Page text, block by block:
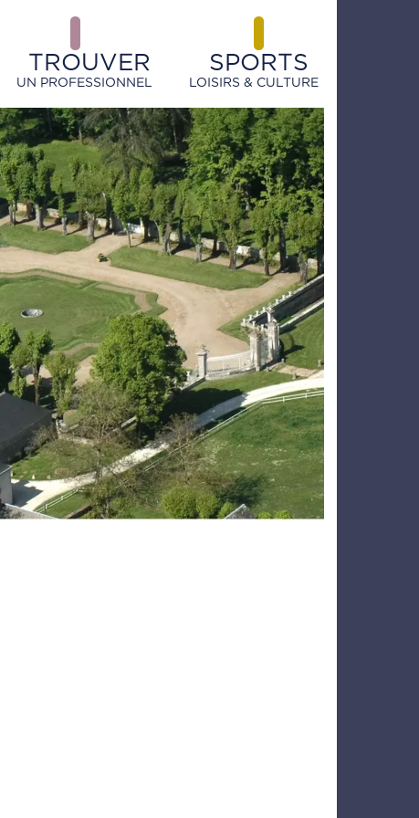
TROUVER
UN PROFESSIONNEL
SPORTS
LOISIRS & CULTURE